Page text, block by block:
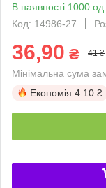
В наявності 1000 од.
Код: 14986-27
36,90 ₴ 41 ₴
Мінімальна сума
Економія 4.10 ₴